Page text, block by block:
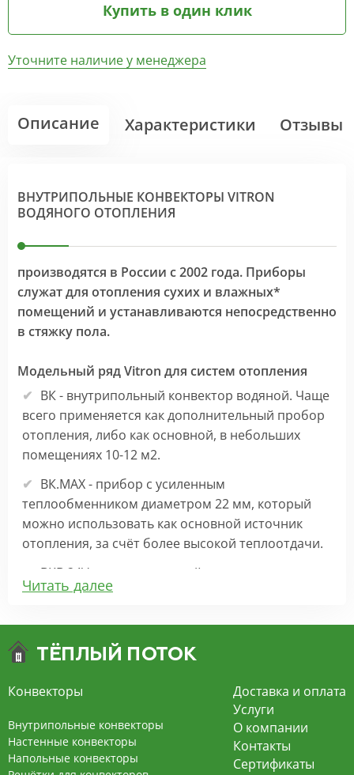
Купить в один клик
Уточните наличие у менеджера
Описание Характеристики Отзывы
ВНУТРИПОЛЬНЫЕ КОНВЕКТОРЫ VITRON
ВОДЯНОГО ОТОПЛЕНИЯ
производятся в России с 2002 года. Приборы
служат для отопления сухих и влажных*
помещений и устанавливаются непосредственно
в стяжку пола.
Модельный ряд Vitron для систем отопления
ВК - внутрипольный конвектор водяной. Чаще
всего применяется как дополнительный пробор
отопления, либо как основной, в небольших
помещениях 10-12 м2.
ВК.МАХ - прибор с усиленным
теплообменником диаметром 22 мм, который
можно использовать как основной источник
отопления, за счёт более высокой теплоотдачи.
ВКВ 24V – внутрипольный конвектор
отопления с вентилятором на 24В подходит для
экономит электроэнергию и бесшумно работает.
конвекцией на 220В. За счет тангенциального
вентилятора создает принудительную
конвекцию, что позволяет обогревать
помещения большой площади.
Читать далее
Конвекторы
Внутрипольные конвекторы
Настенные конвекторы
Напольные конвекторы
Доставка и оплата
Услуги
О компании
Контакты
Сертификаты